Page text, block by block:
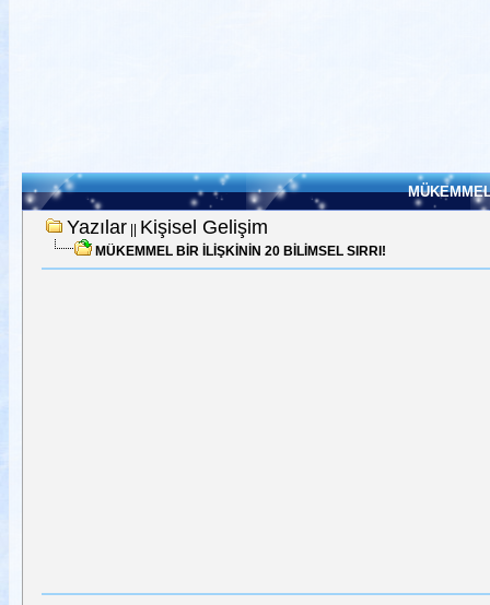
Yazılar Kişisel Gelişim
MÜKEMMEL BİR İLİŞKİNİN 20 BİLİMSEL SIRRI!